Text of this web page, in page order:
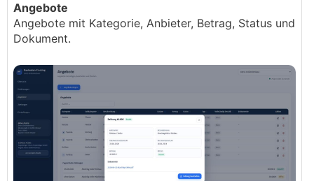
Angebote
Angebote mit Kategorie, Anbieter, Betrag, Status und
Dokument.